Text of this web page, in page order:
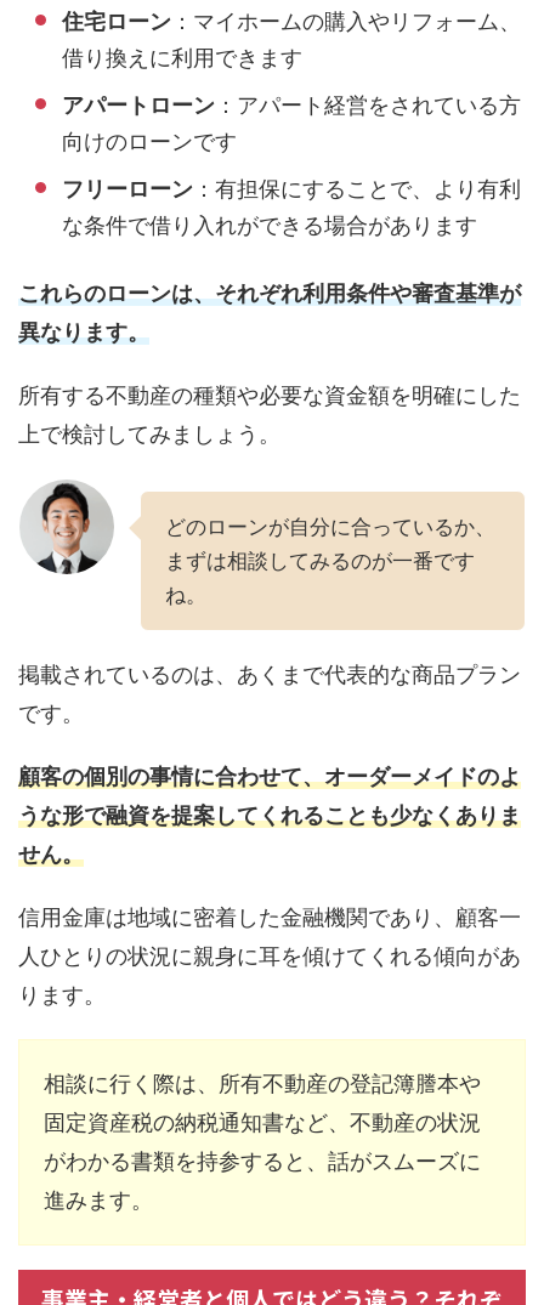
住宅ローン ：マイホームの購入やリフォーム、
借り換えに利用できます
アパートローン ：アパート経営をされている方
向けのローンです
フリーローン ：有担保にすることで、より有利
な条件で借り入れができる場合があります
これらのローンは、それぞれ利用条件や審査基準が
異なります。
所有する不動産の種類や必要な資金額を明確にした
上で検討してみましょう。
どのローンが自分に合っているか、
まずは相談してみるのが一番です
ね。
掲載されているのは、あくまで代表的な商品プラン
です。
顧客の個別の事情に合わせて、オーダーメイドのよ
うな形で融資を提案してくれることも少なくありま
せん。
信用金庫は地域に密着した金融機関であり、顧客一
人ひとりの状況に親身に耳を傾けてくれる傾向があ
ります。
相談に行く際は、所有不動産の登記簿謄本や
固定資産税の納税通知書など、不動産の状況
がわかる書類を持参すると、話がスムーズに
進みます。
事業主・経営者と個人ではどう違う？それぞ